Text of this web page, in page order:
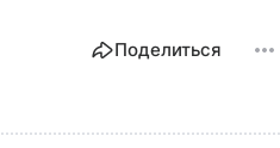
Поделиться